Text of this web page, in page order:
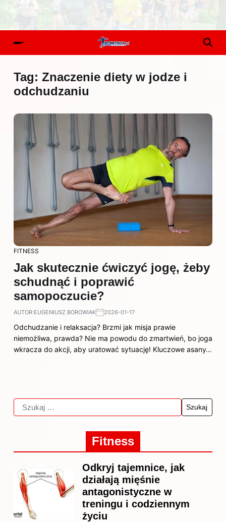
Tag: Znaczenie diety w jodze i
odchudzaniu
FITNESS
Jak skutecznie ćwiczyć jogę, żeby
schudnąć i poprawić
samopoczucie?
AUTOR:EUGENIUSZ BOROWIAK 2026-01-17
Odchudzanie i relaksacja? Brzmi jak misja prawie
niemożliwa, prawda? Nie ma powodu do zmartwień, bo joga
wkracza do akcji, aby uratować sytuację! Kluczowe asany…
Fitness
Odkryj tajemnice, jak
działają mięśnie
antagonistyczne w
treningu i codziennym
życiu